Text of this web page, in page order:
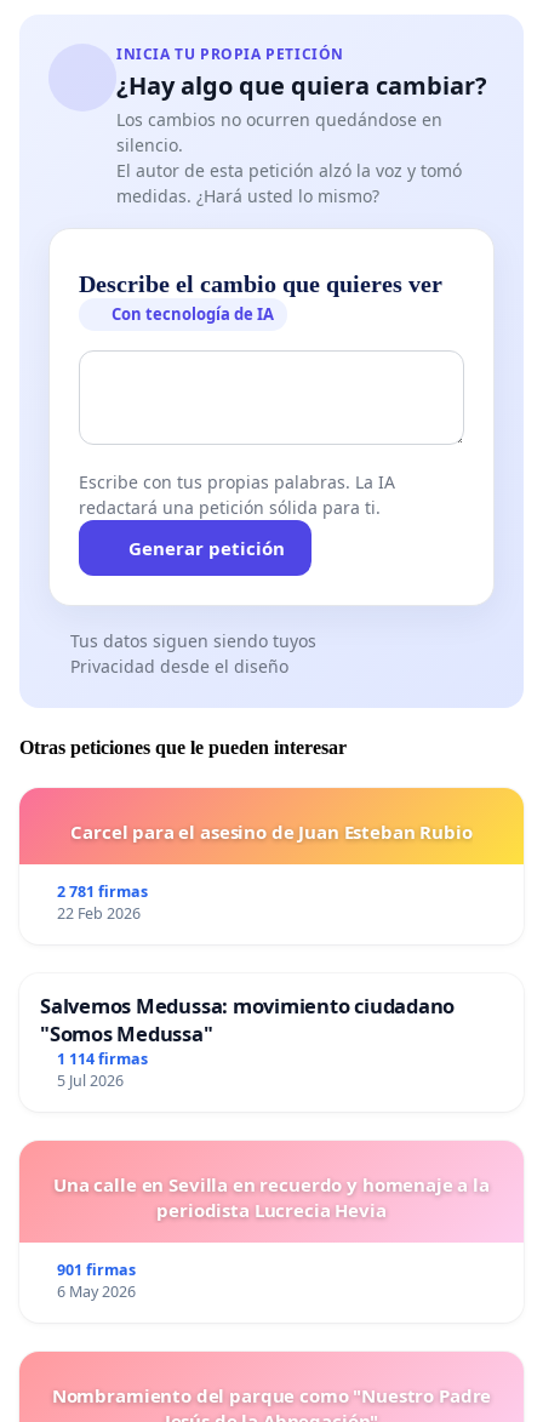
INICIA TU PROPIA PETICIÓN
¿Hay algo que quiera cambiar?
Los cambios no ocurren quedándose en
silencio.
El autor de esta petición alzó la voz y tomó
medidas. ¿Hará usted lo mismo?
Describe el cambio que quieres ver
Con tecnología de IA
Escribe con tus propias palabras. La IA
redactará una petición sólida para ti.
Generar petición
Tus datos siguen siendo tuyos
Privacidad desde el diseño
Otras peticiones que le pueden interesar
Carcel para el asesino de Juan Esteban Rubio
2 781 firmas
22 Feb 2026
Salvemos Medussa: movimiento ciudadano
"Somos Medussa"
1 114 firmas
5 Jul 2026
Una calle en Sevilla en recuerdo y homenaje a la
periodista Lucrecia Hevia
901 firmas
6 May 2026
Nombramiento del parque como "Nuestro Padre